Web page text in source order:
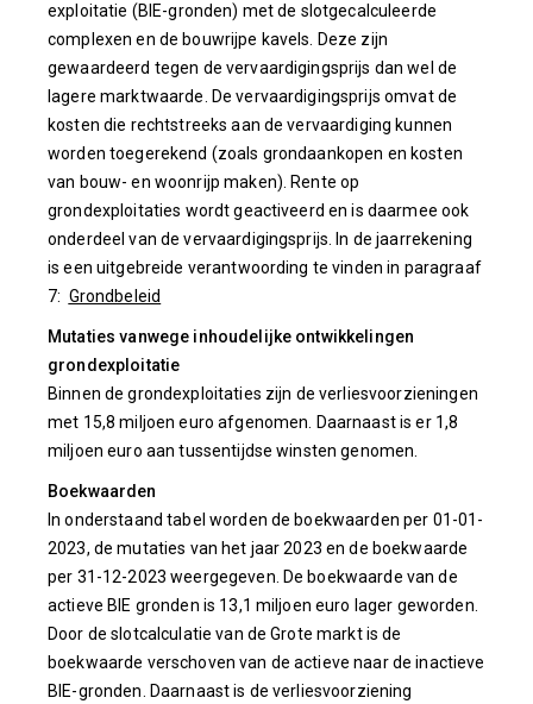
exploitatie (BIE-gronden) met de slotgecalculeerde
complexen en de bouwrijpe kavels. Deze zijn
gewaardeerd tegen de vervaardigingsprijs dan wel de
lagere marktwaarde. De vervaardigingsprijs omvat de
kosten die rechtstreeks aan de vervaardiging kunnen
worden toegerekend (zoals grondaankopen en kosten
van bouw- en woonrijp maken). Rente op
grondexploitaties wordt geactiveerd en is daarmee ook
onderdeel van de vervaardigingsprijs. In de jaarrekening
is een uitgebreide verantwoording te vinden in paragraaf
7: Grondbeleid
Mutaties vanwege inhoudelijke ontwikkelingen
grondexploitatie
Binnen de grondexploitaties zijn de verliesvoorzieningen
met 15,8 miljoen euro afgenomen. Daarnaast is er 1,8
miljoen euro aan tussentijdse winsten genomen.
Boekwaarden
In onderstaand tabel worden de boekwaarden per 01-01-
2023, de mutaties van het jaar 2023 en de boekwaarde
per 31-12-2023 weergegeven. De boekwaarde van de
actieve BIE gronden is 13,1 miljoen euro lager geworden.
Door de slotcalculatie van de Grote markt is de
boekwaarde verschoven van de actieve naar de inactieve
BIE-gronden. Daarnaast is de verliesvoorziening